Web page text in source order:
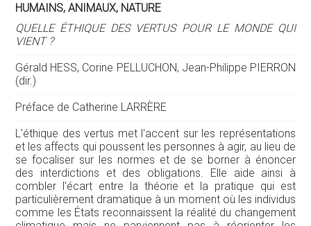
HUMAINS, ANIMAUX, NATURE
QUELLE ÉTHIQUE DES VERTUS POUR LE MONDE QUI
VIENT ?
Gérald HESS, Corine PELLUCHON, Jean-Philippe PIERRON
(dir.)
Préface de Catherine LARRÈRE
L'éthique des vertus met l'accent sur les représentations
et les affects qui poussent les personnes à agir, au lieu de
se focaliser sur les normes et de se borner à énoncer
des interdictions et des obligations. Elle aide ainsi à
combler l'écart entre la théorie et la pratique qui est
particulièrement dramatique à un moment où les individus
comme les États reconnaissent la réalité du changement